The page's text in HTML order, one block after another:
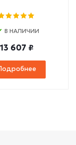
В НАЛИЧИИ
13 607 ₽